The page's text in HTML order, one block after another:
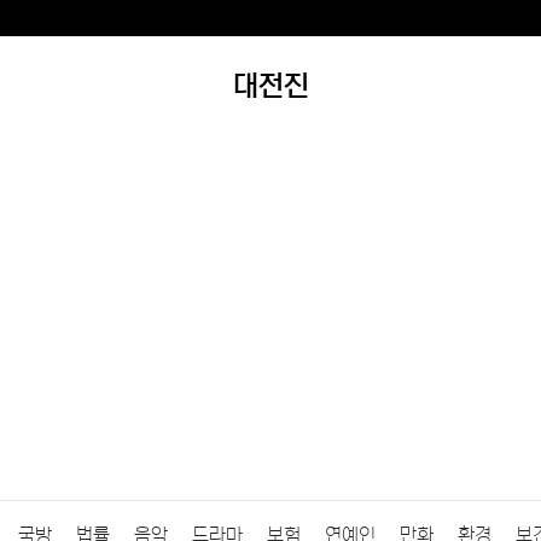
대전진
국방 법률 음악 드라마 보험 연예인 만화 환경 보